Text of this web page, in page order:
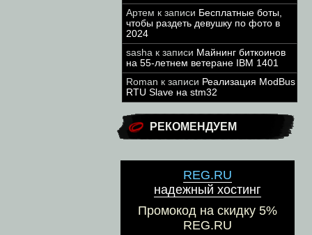
Артем к записи Бесплатные боты,
чтобы раздеть девушку по фото в
2024
sasha к записи Майнинг биткоинов
на 55-летнем ветеране IBM 1401
Roman к записи Реализация ModBus
RTU Slave на stm32
РЕКОМЕНДУЕМ
REG.RU
надежный хостинг
Промокод на скидку 5%
REG.RU